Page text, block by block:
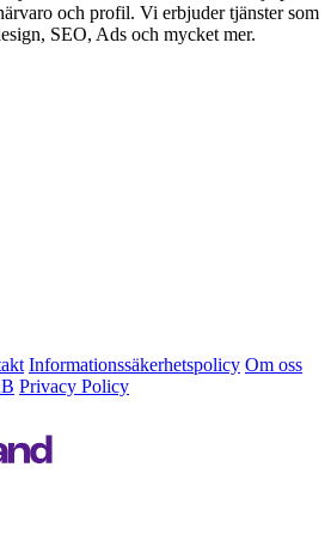
och profil. Vi erbjuder tjänster som
SEO, Ads och mycket mer.
Informationssäkerhetspolicy Om oss
Privacy Policy